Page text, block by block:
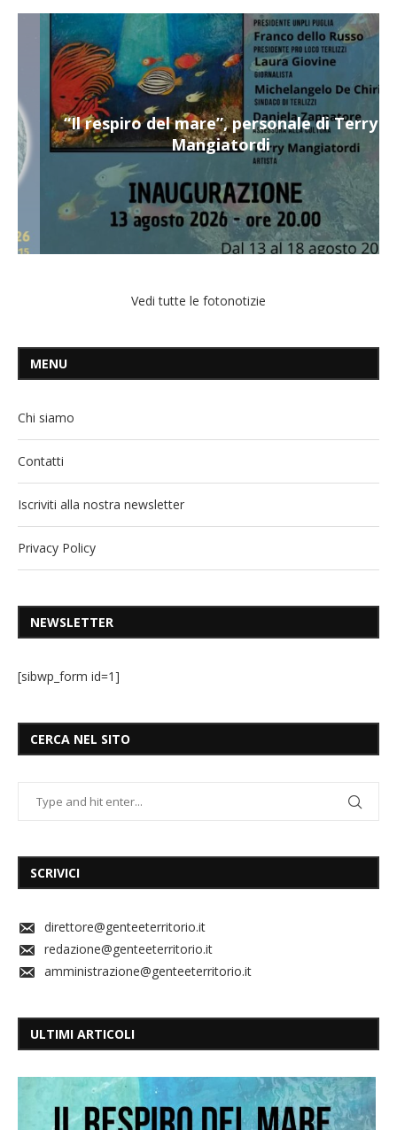
“Il respiro del mare”, personale di Terry
Mangiatordi
Vedi tutte le fotonotizie
MENU
Chi siamo
Contatti
Iscriviti alla nostra newsletter
Privacy Policy
NEWSLETTER
[sibwp_form id=1]
CERCA NEL SITO
SCRIVICI
direttore@genteeterritorio.it
redazione@genteeterritorio.it
amministrazione@genteeterritorio.it
ULTIMI ARTICOLI